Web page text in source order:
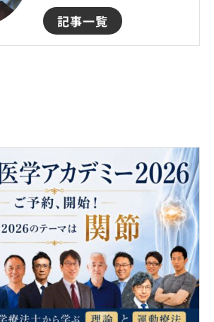
記事一覧